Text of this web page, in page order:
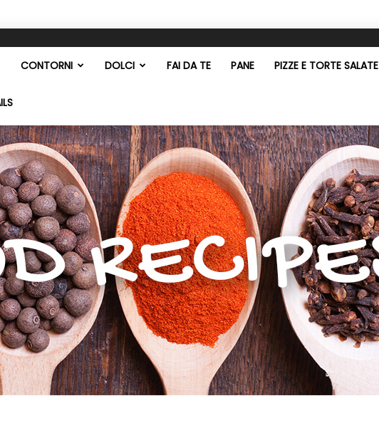
CONTORNI DOLCI FAI DA TE PANE PIZZE E TORTE SALATE